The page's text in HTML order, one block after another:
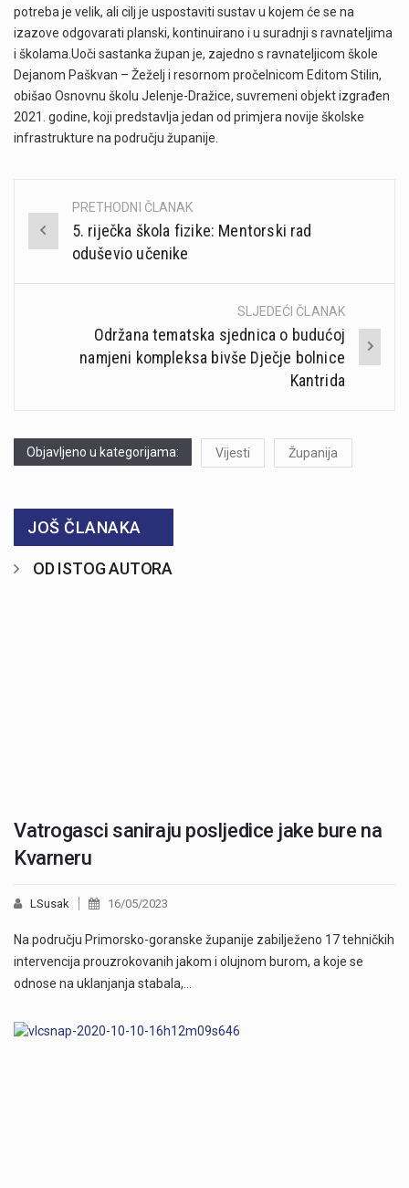
potreba je velik, ali cilj je uspostaviti sustav u kojem će se na
izazove odgovarati planski, kontinuirano i u suradnji s ravnateljima
i školama.Uoči sastanka župan je, zajedno s ravnateljicom škole
Dejanom Paškvan – Žeželj i resornom pročelnicom Editom Stilin,
obišao Osnovnu školu Jelenje-Dražice, suvremeni objekt izgrađen
2021. godine, koji predstavlja jedan od primjera novije školske
infrastrukture na području županije.
Post
navigation
PRETHODNI ČLANAK
5. riječka škola fizike: Mentorski rad
oduševio učenike
SLJEDEĆI ČLANAK
Održana tematska sjednica o budućoj
namjeni kompleksa bivše Dječje bolnice
Kantrida
Objavljeno u kategorijama: Vijesti Županija
JOŠ ČLANAKA
OD ISTOG AUTORA
Vatrogasci saniraju posljedice jake bure na
Kvarneru
LSusak 16/05/2023
Na području Primorsko-goranske županije zabilježeno 17 tehničkih
intervencija prouzrokovanih jakom i olujnom burom, a koje se
odnose na uklanjanja stabala,…